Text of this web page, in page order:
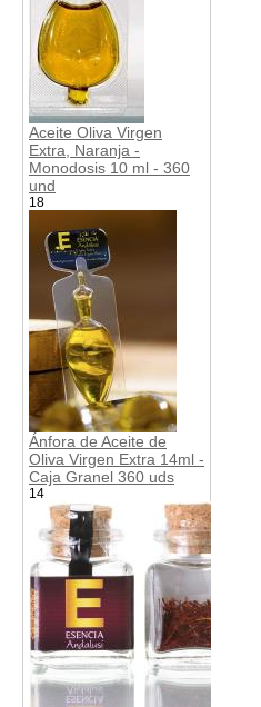
Aceite Oliva Virgen
Extra, Naranja -
Monodosis 10 ml - 360
und
18
Ánfora de Aceite de
Oliva Virgen Extra 14ml -
Caja Granel 360 uds
14